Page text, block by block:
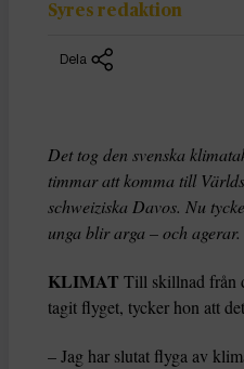
Syres redaktion
Dela
Det tog den svenska
timmar att komma till
schweiziska Davos. Nu
unga blir arga – och agerar.
KLIMAT Till skillnad från
tagit flyget, tycker hon att
– Jag har slutat flyga av